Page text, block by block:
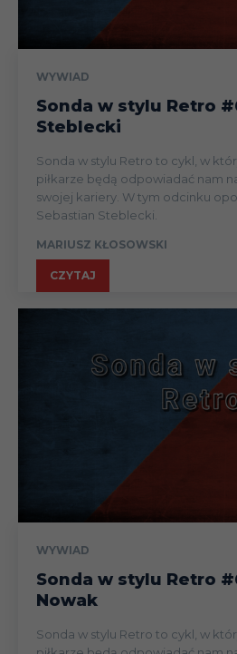
WYWIAD
Sonda w stylu Retro
Steblecki
Sonda w stylu Retro to cykl, w
piłkarze będą odpowiadać nam
swojej kariery. W tym odcinku
Sebastian Steblecki.
MARIUSZ KŁOSOWSKI
CZYTAJ
WYWIAD
Sonda w stylu Retro
Nowak
Sonda w stylu Retro to cykl, w